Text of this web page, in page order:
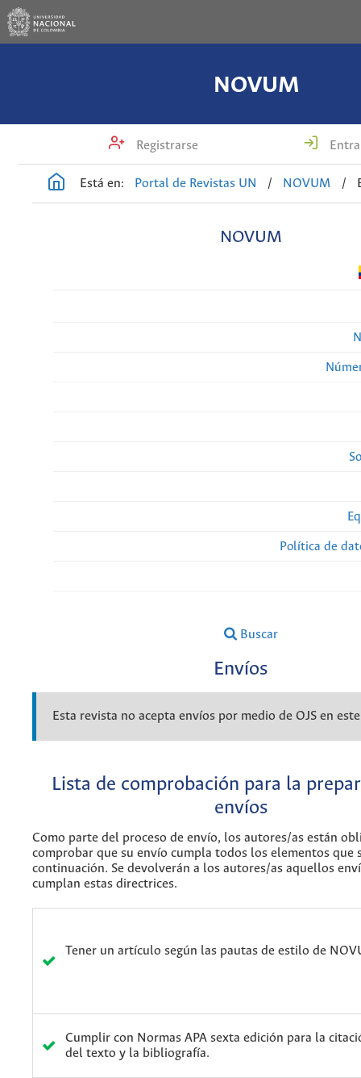
NOVUM
Registrarse
Está en: Portal de Revistas UN / NOVUM /
NOVUM
Política de
Buscar
Envíos
Esta revista no acepta envíos por medio de OJS en
Lista de comprobación para la
envíos
Como parte del proceso de envío, los autores/as están
comprobar que su envío cumpla todos los elementos que
continuación. Se devolverán a los autores/as aquellos
cumplan estas directrices.
Tener un artículo según las pautas de estilo de
Cumplir con Normas APA sexta edición para la
del texto y la bibliografía.